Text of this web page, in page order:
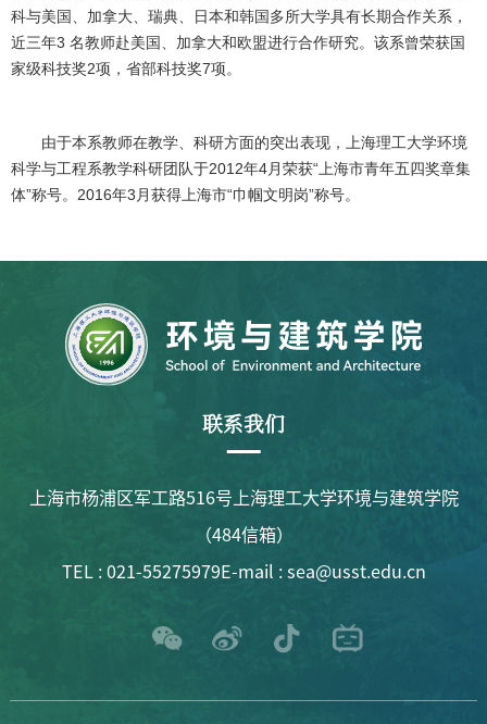
科与美国、加拿大、瑞典、日本和韩国多所大学具有长期合作关系，
近三年3 名教师赴美国、加拿大和欧盟进行合作研究。该系曾荣获国
家级科技奖2项，省部科技奖7项。
由于本系教师在教学、科研方面的突出表现，上海理工大学环境
科学与工程系教学科研团队于2012年4月荣获“ 上海市青年五四奖章集
体”称号。 2016年3 月获得上海市“巾帼文明岗”称号。
联系我们
上海市杨浦区军工路516号上海理工大学环境与建筑学院
（484信箱）
TEL : 021-55275979E-mail : sea@usst.edu.cn